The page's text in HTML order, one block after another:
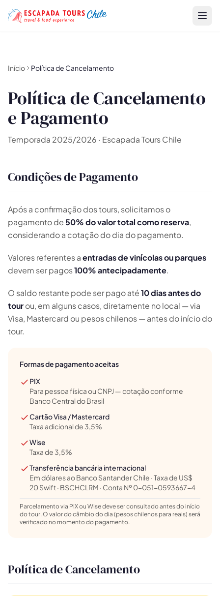
Início Política de Cancelamento
Política de Cancelamento
e Pagamento
Temporada 2025/2026 · Escapada Tours Chile
Condições de Pagamento
Após a confirmação dos tours, solicitamos o
pagamento de50% do valor total como reserva,
considerando a cotação do dia do pagamento.
Valores referentes aentradas de vinícolas ou parques
devem ser pagos100% antecipadamente.
O saldo restante pode ser pago até10 dias antes do
tourou, em alguns casos, diretamente no local — via
Visa, Mastercard ou pesos chilenos — antes do início do
tour.
Formas de pagamento aceitas
PIX
Para pessoa física ou CNPJ — cotação conforme
Banco Central do Brasil
Cartão Visa / Mastercard
Taxa adicional de 3,5%
Wise
Taxa de 3,5%
Transferência bancária internacional
Em dólares ao Banco Santander Chile · Taxa de US$
20 Swift · BSCHCLRM · Conta Nº 0-051-0593667-4
Parcelamento via PIX ou Wise deve ser consultado antes do início
do tour. O valor do câmbio do dia (pesos chilenos para reais) será
verificado no momento do pagamento.
Política de Cancelamento
Escapada Tours Chile
Chile.
Guias profissionais há 26 anos no ramo do Turismo e
Gastronomia, no Chile desde 2015.
perguntas rápidas.
Quantos
experiências?